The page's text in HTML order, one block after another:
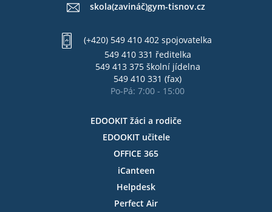
skola(zavináč)gym-tisnov.cz
(+420) 549 410 402 spojovatelka
549 410 331 ředitelka
549 413 375 školní jídelna
549 410 331 (fax)
Po-Pá: 7:00 - 15:00
EDOOKIT žáci a rodiče
EDOOKIT učitele
OFFICE 365
iCanteen
Helpdesk
Perfect Air